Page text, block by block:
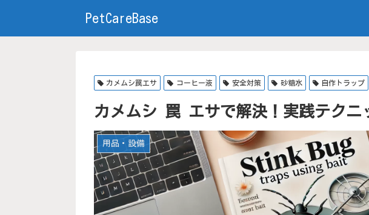
PetCareBase
カメムシ罠エサ コーヒー液 安全対策 砂糖水 自作トラップ
カメムシ 罠 エサで解決！実践テクニ
用品・設備